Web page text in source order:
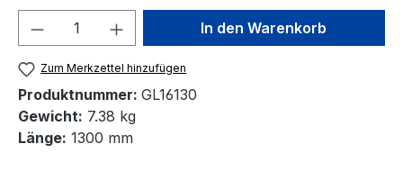
Produkt Anzahl: Gib denIn den Warenkorb
Zum Merkzettel hinzufügen
Produktnummer: GL16130
Gewicht: 7.38 kg
Länge: 1300 mm